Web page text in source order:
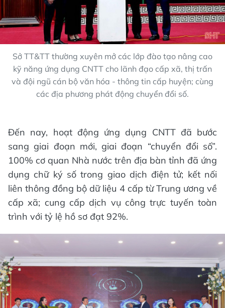
Sở TT&TT thường xuyên mở các lớp đào tạo nâng cao
kỹ năng ứng dụng CNTT cho lãnh đạo cấp xã, thị trấn
và đội ngũ cán bộ văn hóa - thông tin cấp huyện; cùng
các địa phương phát động chuyển đổi số.
Đến nay, hoạt động ứng dụng CNTT đã bước
sang giai đoạn mới, giai đoạn “chuyển đổi số”.
100% cơ quan Nhà nước trên địa bàn tỉnh đã ứng
dụng chữ ký số trong giao dịch điện tử; kết nối
liên thông đồng bộ dữ liệu 4 cấp từ Trung ương về
cấp xã; cung cấp dịch vụ công trực tuyến toàn
trình với tỷ lệ hồ sơ đạt 92%.